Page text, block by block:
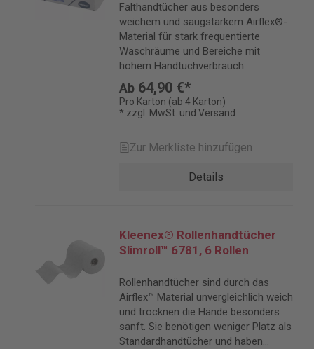
Falthandtücher aus besonders
weichem und saugstarkem Airflex®-
Material für stark frequentierte
Waschräume und Bereiche mit
hohem Handtuchverbrauch.
Ab 64,90 €*
Pro Karton (ab 4 Karton)
* zzgl. MwSt. und Versand
Zur Merkliste hinzufügen
Details
Kleenex® Rollenhandtücher
Slimroll™ 6781, 6 Rollen
Rollenhandtücher sind durch das
Airflex™ Material unvergleichlich weich
und trocknen die Hände besonders
sanft. Sie benötigen weniger Platz als
Standardhandtücher und haben